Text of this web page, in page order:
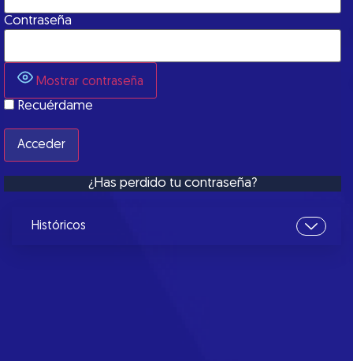
Contraseña
Mostrar contraseña
Recuérdame
¿Has perdido tu contraseña?
Históricos